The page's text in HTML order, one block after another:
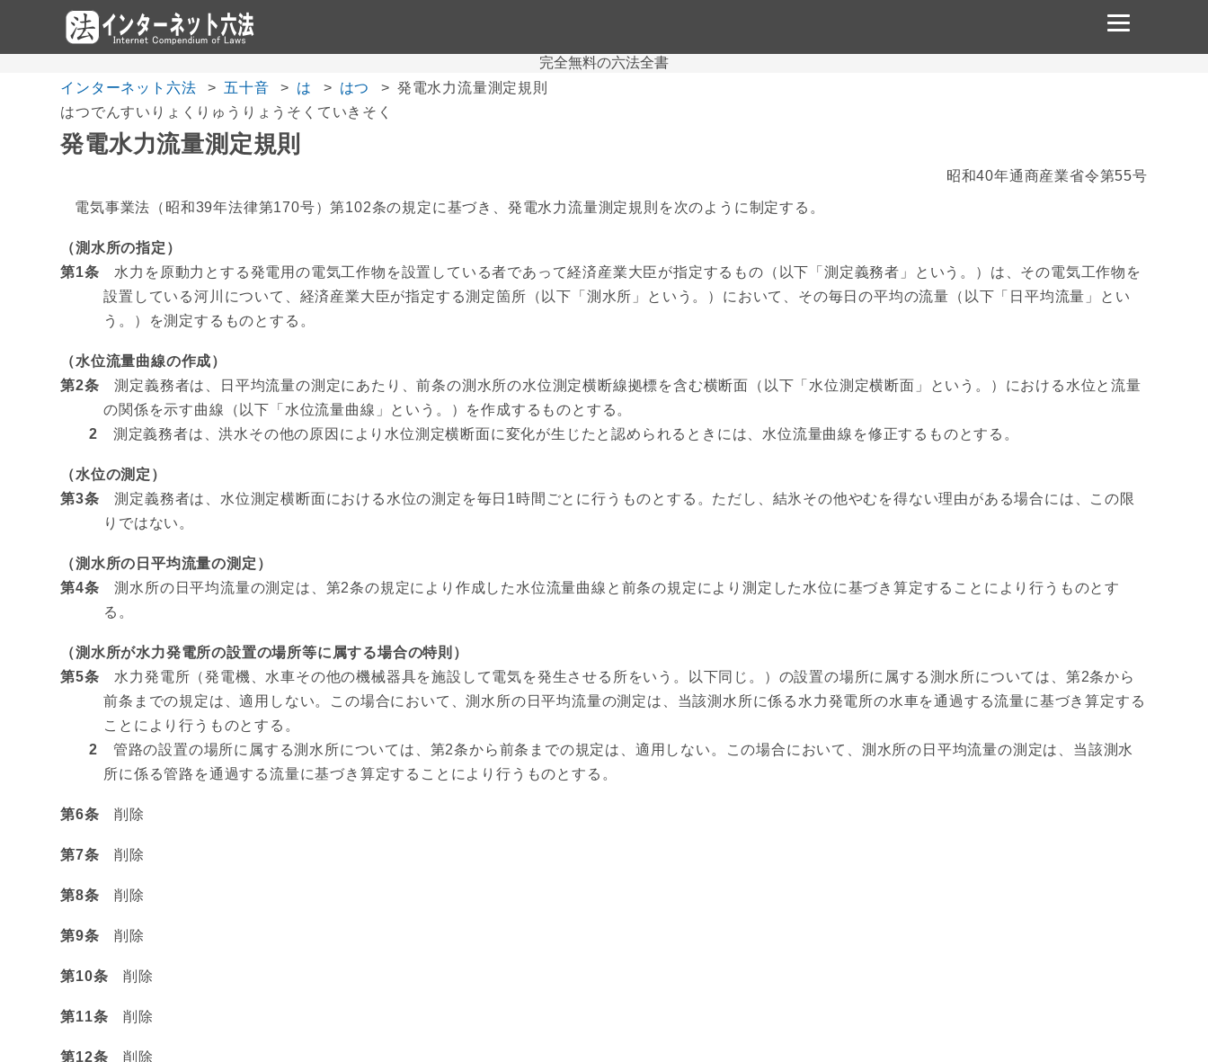
完全無料の六法全書
インターネット六法
五十音 は はつ
発電水力流量測定規則
はつでんすいりょくりゅうりょうそくていきそく
発電水力流量測定規則
昭和40年通商産業省令第55号
電気事業法（昭和39年法律第170号）第102条の規定に基づき、発電水力流量測定規則を次のように制定する。
（測水所の指定）
第1条 水力を原動力とする発電用の電気工作物を設置している者であって経済産業大臣が指定するもの（以下「測定義務者」という。）は、その電気工作物を
設置している河川について、経済産業大臣が指定する測定箇所（以下「測水所」という。）において、その毎日の平均の流量（以下「日平均流量」とい
う。）を測定するものとする。
（水位流量曲線の作成）
第2条 測定義務者は、日平均流量の測定にあたり、前条の測水所の水位測定横断線拠標を含む横断面（以下「水位測定横断面」という。）における水位と流量
の関係を示す曲線（以下「水位流量曲線」という。）を作成するものとする。
2 測定義務者は、洪水その他の原因により水位測定横断面に変化が生じたと認められるときには、水位流量曲線を修正するものとする。
（水位の測定）
第3条 測定義務者は、水位測定横断面における水位の測定を毎日1時間ごとに行うものとする。ただし、結氷その他やむを得ない理由がある場合には、この限
りではない。
（測水所の日平均流量の測定）
第4条 測水所の日平均流量の測定は、第2条の規定により作成した水位流量曲線と前条の規定により測定した水位に基づき算定することにより行うものとす
る。
（測水所が水力発電所の設置の場所等に属する場合の特則）
第5条 水力発電所（発電機、水車その他の機械器具を施設して電気を発生させる所をいう。以下同じ。）の設置の場所に属する測水所については、第2条から
前条までの規定は、適用しない。この場合において、測水所の日平均流量の測定は、当該測水所に係る水力発電所の水車を通過する流量に基づき算定する
ことにより行うものとする。
2 管路の設置の場所に属する測水所については、第2条から前条までの規定は、適用しない。この場合において、測水所の日平均流量の測定は、当該測水
所に係る管路を通過する流量に基づき算定することにより行うものとする。
第6条 削除
第7条 削除
第8条 削除
第9条 削除
第10条 削除
第11条 削除
第12条 削除